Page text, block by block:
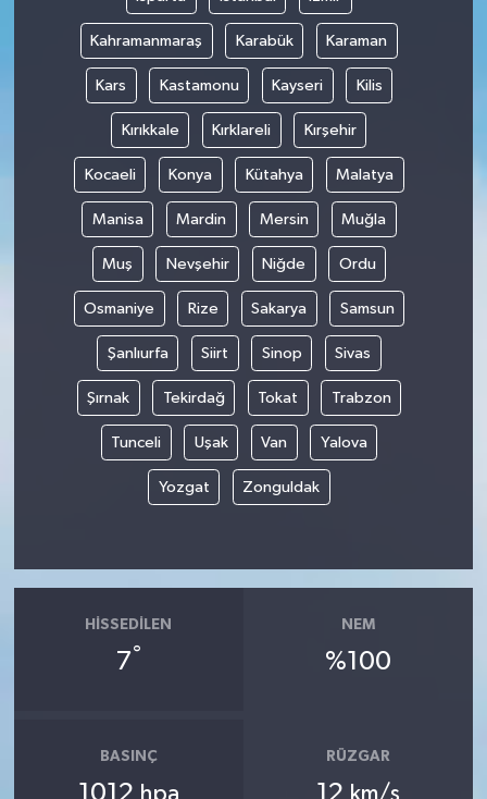
Kahramanmaraş Karabük Karaman
Kars Kastamonu Kayseri Kilis
Kırıkkale Kırklareli Kırşehir
Kocaeli Konya Kütahya Malatya
Manisa Mardin Mersin Muğla
Muş Nevşehir Niğde Ordu
Osmaniye Rize Sakarya Samsun
Şanlıurfa Siirt Sinop Sivas
Şırnak Tekirdağ Tokat Trabzon
Tunceli Uşak Van Yalova
Yozgat Zonguldak
HISSEDILEN
7°
NEM
%100
BASINÇ RÜZGAR